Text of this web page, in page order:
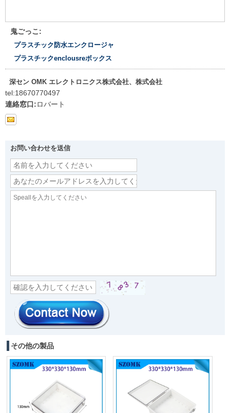
鬼ごっこ:
プラスチック防水エンクロージャ
プラスチックenclousreボックス
深セン OMK エレクトロニクス株式会社、株式会社
tel:18670770497
連絡窓口:ロバート
お問い合わせを送信
その他の製品